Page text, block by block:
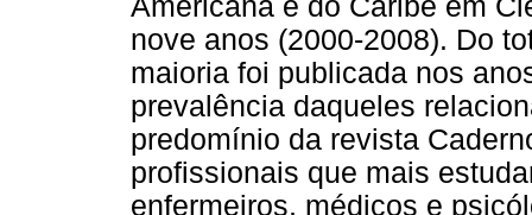
nove anos (2000-2008). Do
maioria foi publicada nos
prevalência daqueles
predomínio da revista
profissionais que mais
enfermeiros, médicos e